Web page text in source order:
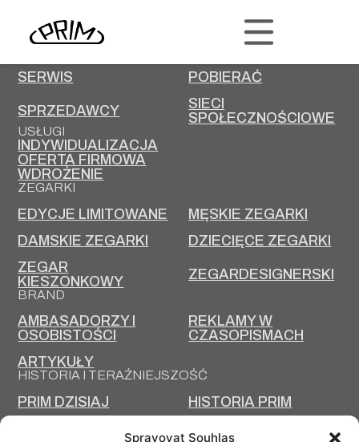
Spravovat Souhlas
PRIM
KARIERA
SERWIS
POBIERAĆ
SPRZEDAWCY
SIECI
SPOŁECZNOŚCIOWE
USŁUGI
INDYWIDUALIZACJA
OFERTA FIRMOWA
WDROŻENIE
ZEGARKI
EDYCJE LIMITOWANE
MĘSKIE ZEGARKI
DAMSKIE ZEGARKI
DZIECIĘCE ZEGARKI
ZEGAR
KIESZONKOWY
ZEGARDESIGNERSKI
BRAND
AMBASADORZY I
OSOBISTOŚCI
REKLAMY W
CZASOPISMACH
ARTYKUŁY
HISTORIA I TERAŹNIEJSZOŚĆ
PRIM DZISIAJ
HISTORIA PRIM